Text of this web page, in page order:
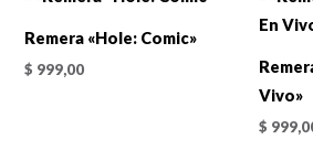
Remera «Hole: Comic»
$ 999,00
Vivo»
$